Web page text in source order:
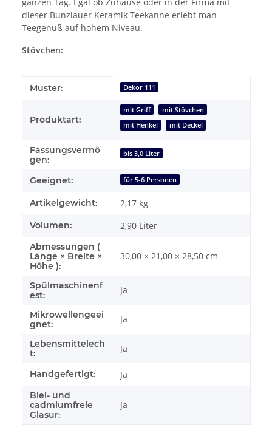
dieser Bunzlauer Keramik Teekanne erlebt man
Teegenuß auf hohem Niveau.
Stövchen:
Produkteigenschaft
Wert
Muster: Dekor 111
Produktart:
mit Griff
mit Stövchen
mit Henkel
mit Deckel
Fassungsvermö
gen:
bis 3,0 Liter
Geeignet: für 5-6 Personen
Artikelgewicht: 2,17 kg
Volumen: 2,90 Liter
Abmessungen (
Länge × Breite ×
Höhe ):
30,00 × 21,00 × 28,50 cm
Spülmaschinenf
est:
Ja
Mikrowellengeei
gnet:
Ja
Lebensmittelech
t:
Ja
Handgefertigt: Ja
Blei- und
cadmiumfreie
Glasur:
Ja